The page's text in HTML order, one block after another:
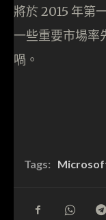
將於 2015 年第
一些重要市場率
喎。
Tags: